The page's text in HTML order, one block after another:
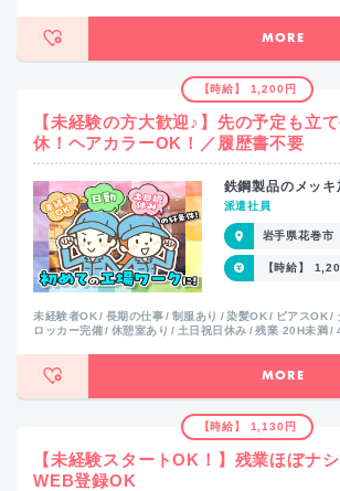
MORE
【時給】 1,200円
【未経験の方大歓迎♪】先の予定も立
休！ヘアカラーOK！／履歴書不要
鉄鋼製品のメッ
派遣社員
岩手県花巻市
【時給】
未経験者OK 長期の仕事 制服あり 染髪OK ピアスOK
ロッカー完備
休憩室あり 土日祝日休み 残業 20H未満
MORE
【時給】 1,130円
【未経験スタートOK！】残業ほぼナ
WEB登録OK